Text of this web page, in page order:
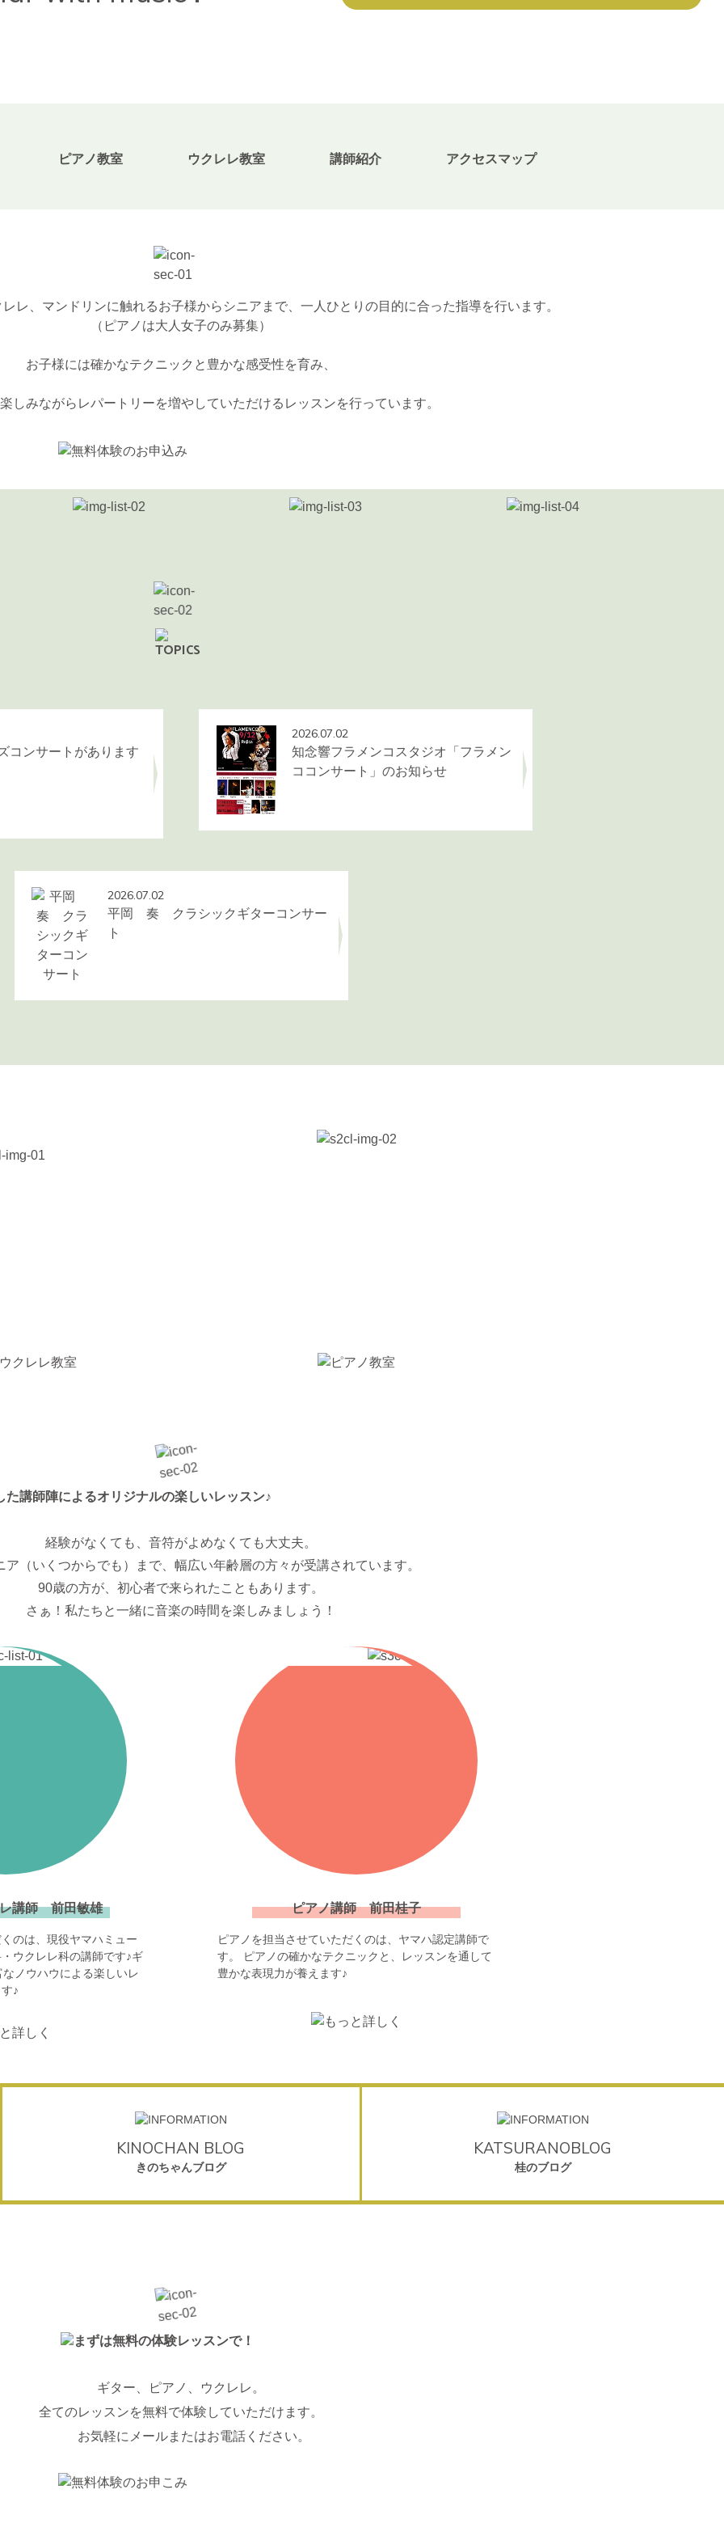
ピアノ教室 ウクレレ教室 講師紹介 アクセスマップ
073-454-9137
ピアノ教室について
080-3853-1074
マンドリンに触れるお子様からシニアまで、一人ひとりの目的に合った指導を行います。
（ピアノは大人女子のみ募集）
お子様には確かなテクニックと豊かな感受性を育み、
しみながらレパートリーを増やしていただけるレッスンを行っています。
コンサートがあります
2026.07.02
知念響フラメンコスタジオ「フラメン
ココンサート」のお知らせ
2026.07.02
平岡 奏 クラシックギターコンサー
ト
経験がなくても、音符がよめなくても大丈夫。
ア（いくつからでも）まで、幅広い年齢層の方々が受講されています。
90歳の方が、初心者で来られたこともあります。
さぁ！私たちと一緒に音楽の時間を楽しみましょう！
講師 前田敏雄
のは、現役ヤマハミュー
ウクレレ科の講師です♪ギ
ノウハウによる楽しいレ
♪
ピアノ講師 前田桂子
ピアノを担当させていただくのは、ヤマハ認定講師で
す。 ピアノの確かなテクニックと、レッスンを通して
豊かな表現力が養えます♪
KINOCHAN BLOG
きのちゃんブログ
KATSURANOBLOG
桂のブログ
ギター、ピアノ、ウクレレ。
全てのレッスンを無料で体験していただけます。
お気軽にメールまたはお電話ください。